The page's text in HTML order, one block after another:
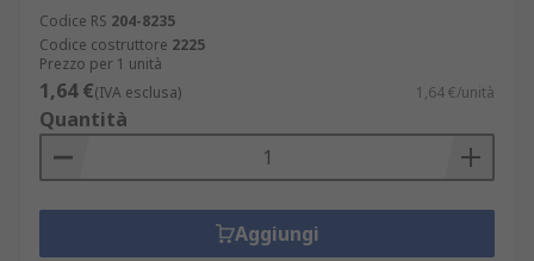
Codice RS 204-8235
Codice costruttore 2225
Prezzo per 1 unità
1,64 €(IVA esclusa) 1,64 €/unità
Quantità
Aggiungi